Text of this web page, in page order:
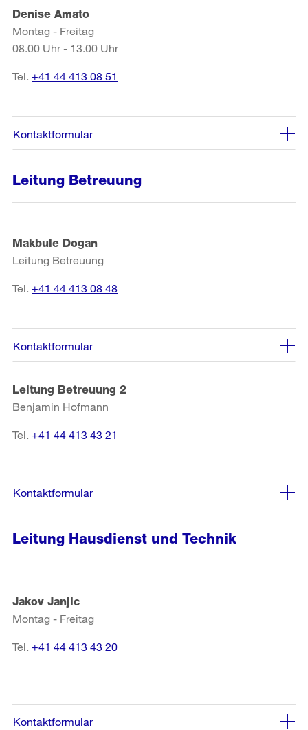
Denise Amato
Montag - Freitag
08.00 Uhr - 13.00 Uhr
Tel. +41 44 413 08 51
Kontaktformular
Leitung Betreuung
Makbule Dogan
Leitung Betreuung
Tel. +41 44 413 08 48
Kontaktformular
Leitung Betreuung 2
Benjamin Hofmann
Tel. +41 44 413 43 21
Kontaktformular
Leitung Hausdienst und Technik
Jakov Janjic
Montag - Freitag
Tel. +41 44 413 43 20
Kontaktformular